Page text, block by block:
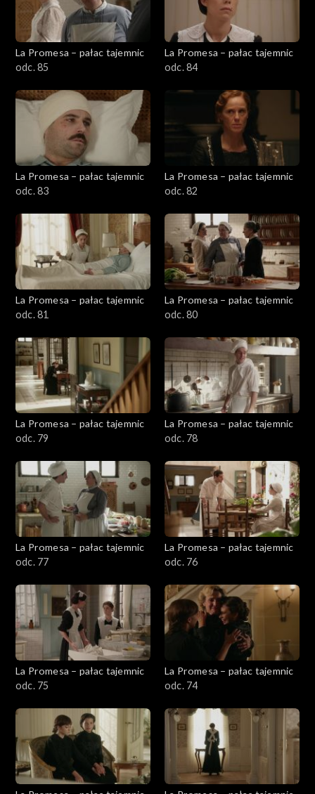
La Promesa – pałac tajemnic
odc. 85
La Promesa – pałac tajemnic
odc. 84
La Promesa – pałac tajemnic
odc. 83
La Promesa – pałac tajemnic
odc. 82
La Promesa – pałac tajemnic
odc. 81
La Promesa – pałac tajemnic
odc. 80
La Promesa – pałac tajemnic
odc. 79
La Promesa – pałac tajemnic
odc. 78
La Promesa – pałac tajemnic
odc. 77
La Promesa – pałac tajemnic
odc. 76
La Promesa – pałac tajemnic
odc. 75
La Promesa – pałac tajemnic
odc. 74